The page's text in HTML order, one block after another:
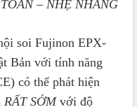
– NHẸ NHÀNG
soi Fujinon EPX-
Bản với tính năng
có thể phát hiện
RẤT SỚMvới độ